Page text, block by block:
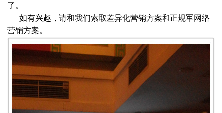
了。
如有兴趣，请和我们索取差异化营销方案和正规军网络
营销方案。